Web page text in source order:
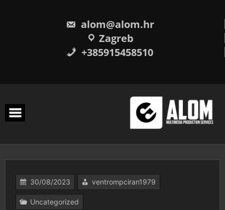
alom@alom.hr
Zagreb
+385915458510
30/08/2023 ventrompciran1979
Uncategorized